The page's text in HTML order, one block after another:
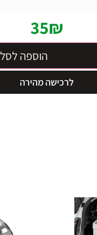
35₪
הוספה לסל
לרכישה מהירה